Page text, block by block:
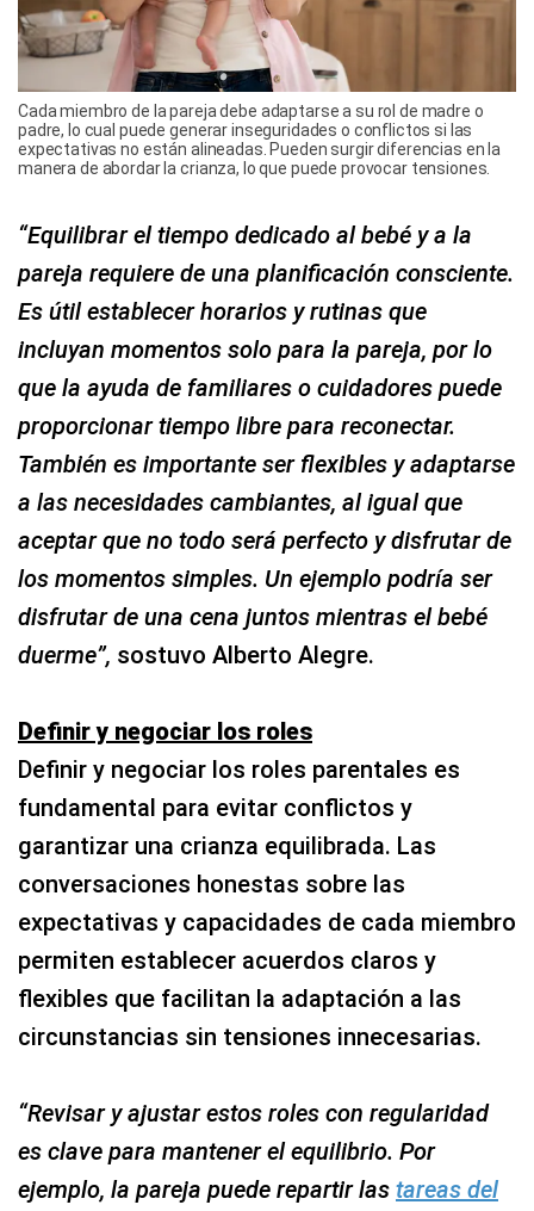
Cada miembro de la pareja debe adaptarse a su rol de madre o
padre, lo cual puede generar inseguridades o conflictos si las
expectativas no están alineadas. Pueden surgir diferencias en la
manera de abordar la crianza, lo que puede provocar tensiones.
“Equilibrar el tiempo dedicado al bebé y a la
pareja requiere de una planificación consciente.
Es útil establecer horarios y rutinas que
incluyan momentos solo para la pareja, por lo
que la ayuda de familiares o cuidadores puede
proporcionar tiempo libre para reconectar.
También es importante ser flexibles y adaptarse
a las necesidades cambiantes, al igual que
aceptar que no todo será perfecto y disfrutar de
los momentos simples. Un ejemplo podría ser
disfrutar de una cena juntos mientras el bebé
duerme”, sostuvo Alberto Alegre.
Definir y negociar los roles
Definir y negociar los roles parentales es
fundamental para evitar conflictos y
garantizar una crianza equilibrada. Las
conversaciones honestas sobre las
expectativas y capacidades de cada miembro
permiten establecer acuerdos claros y
flexibles que facilitan la adaptación a las
circunstancias sin tensiones innecesarias.
“Revisar y ajustar estos roles con regularidad
es clave para mantener el equilibrio. Por
ejemplo, la pareja puede repartir las tareas del